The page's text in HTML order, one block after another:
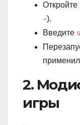
~).
Введите
2.
игры